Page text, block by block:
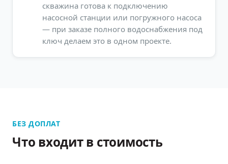
скважина готова к подключению
насосной станции или погружного насоса
— при заказе полного водоснабжения под
ключ делаем это в одном проекте.
БЕЗ ДОПЛАТ
Что входит в стоимость